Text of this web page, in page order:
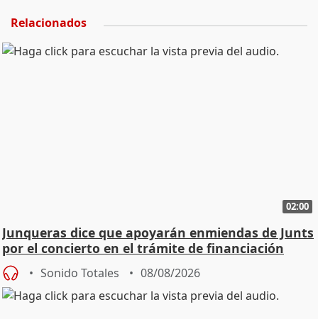
Relacionados
02:00
Junqueras dice que apoyarán enmiendas de Junts
por el concierto en el trámite de financiación
Sonido Totales 08/08/2026